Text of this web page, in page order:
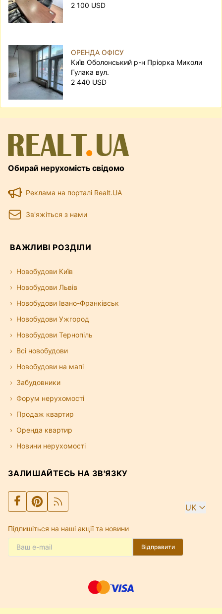
2 100 USD
ОРЕНДА ОФІСУ
Київ Оболонський р-н Пріорка Миколи
Гулака вул.
2 440 USD
Обирай нерухомість свідомо
Реклама на порталі Realt.UA
Зв'яжіться з нами
ВАЖЛИВІ РОЗДІЛИ
Новобудови Київ
Новобудови Львів
Новобудови Івано-Франківськ
Новобудови Ужгород
Новобудови Тернопіль
Всі новобудови
Новобудови на мапі
Забудовники
Форум нерухомості
Продаж квартир
Оренда квартир
Новини нерухомості
ЗАЛИШАЙТЕСЬ НА ЗВ'ЯЗКУ
UK
Підпишіться на наші акції та новини
Відправити